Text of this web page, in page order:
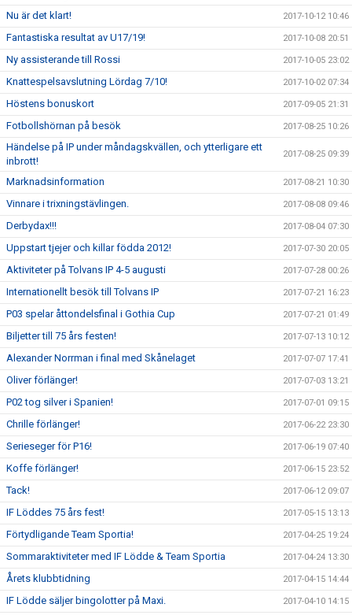
Nu är det klart! 2017-10-12 10:46
Fantastiska resultat av U17/19! 2017-10-08 20:51
Ny assisterande till Rossi 2017-10-05 23:02
Knattespelsavslutning Lördag 7/10! 2017-10-02 07:34
Höstens bonuskort 2017-09-05 21:31
Fotbollshörnan på besök 2017-08-25 10:26
Händelse på IP under måndagskvällen, och ytterligare ett
inbrott!
2017-08-25 09:39
Marknadsinformation 2017-08-21 10:30
Vinnare i trixningstävlingen. 2017-08-08 09:46
Derbydax!!! 2017-08-04 07:30
Uppstart tjejer och killar födda 2012! 2017-07-30 20:05
Aktiviteter på Tolvans IP 4-5 augusti 2017-07-28 00:26
Internationellt besök till Tolvans IP 2017-07-21 16:23
P03 spelar åttondelsfinal i Gothia Cup 2017-07-21 01:49
Biljetter till 75 års festen! 2017-07-13 10:12
Alexander Norrman i final med Skånelaget 2017-07-07 17:41
Oliver förlänger! 2017-07-03 13:21
P02 tog silver i Spanien! 2017-07-01 09:15
Chrille förlänger! 2017-06-22 23:30
Serieseger för P16! 2017-06-19 07:40
Koffe förlänger! 2017-06-15 23:52
Tack! 2017-06-12 09:07
IF Löddes 75 års fest! 2017-05-15 13:13
Förtydligande Team Sportia! 2017-04-25 19:24
Sommaraktiviteter med IF Lödde & Team Sportia 2017-04-24 13:30
Årets klubbtidning 2017-04-15 14:44
IF Lödde säljer bingolotter på Maxi. 2017-04-10 14:15